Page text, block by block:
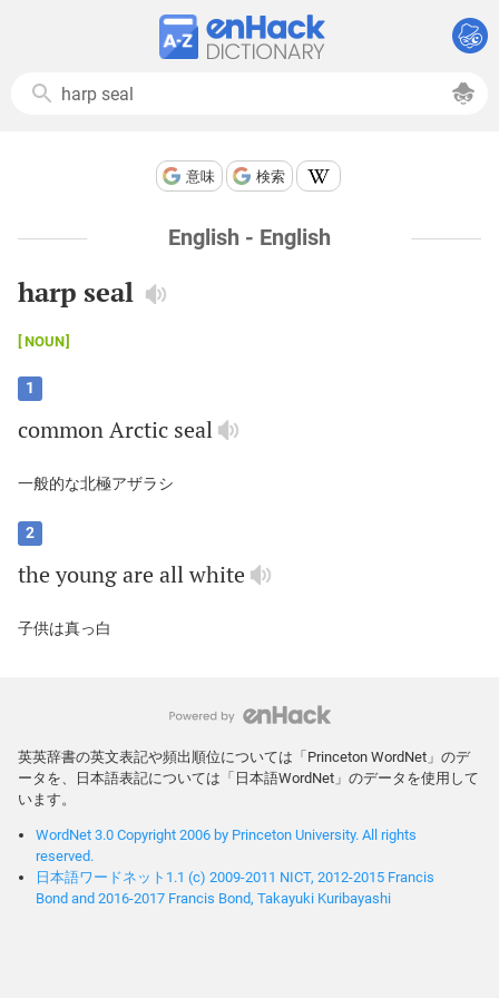
意味 検索
English - English
harp seal
NOUN
1
commonArctic seal
一般的な北極アザラシ
2
the youngare allwhite
子供は真っ白
英英辞書の英文表記や頻出順位については「Princeton WordNet」のデ
ータを、日本語表記については「日本語WordNet」のデータを使用して
います。
WordNet 3.0 Copyright 2006 by Princeton University. All rights
reserved.
日本語ワードネット1.1 (c) 2009-2011 NICT, 2012-2015 Francis
Bond and 2016-2017 Francis Bond, Takayuki Kuribayashi